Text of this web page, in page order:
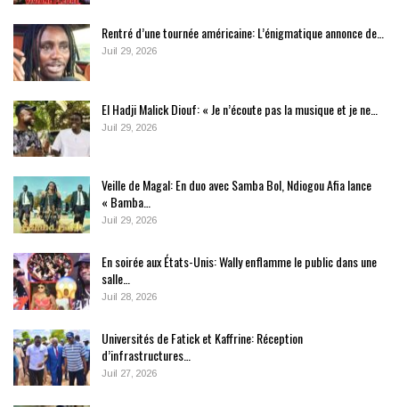
Rentré d’une tournée américaine: L’énigmatique annonce de…
Juil 29, 2026
El Hadji Malick Diouf: « Je n’écoute pas la musique et je ne…
Juil 29, 2026
Veille de Magal: En duo avec Samba Bol, Ndiogou Afia lance
« Bamba…
Juil 29, 2026
En soirée aux États-Unis: Wally enflamme le public dans une
salle…
Juil 28, 2026
Universités de Fatick et Kaffrine: Réception
d’infrastructures…
Juil 27, 2026